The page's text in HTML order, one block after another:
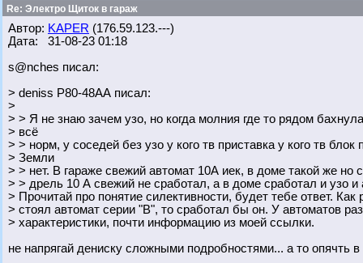
Re: Электро Щиток в гараж
Автор: KAPER (176.59.123.---)
Дата: 31-08-23 01:18
s@nches писал:
> deniss Р80-48АА писал:
>
> > Я не знаю зачем узо, но когда молния где то рядом
> всё
> > норм, у соседей без узо у кого тв приставка у кого тв блок
> Земли
> > нет. В гараже свежий автомат 10А иек, в доме такой же но
> > дрель 10 А свежий не сработал, а в доме сработал и узо и
> Прочитай про понятие силективности, будет тебе ответ.
> стоял автомат серии "В", то сработал бы он. У автоматов
> характеристики, почти информацию из моей ссылки.
не напрягай дениску сложными подробностями... а то опячть в